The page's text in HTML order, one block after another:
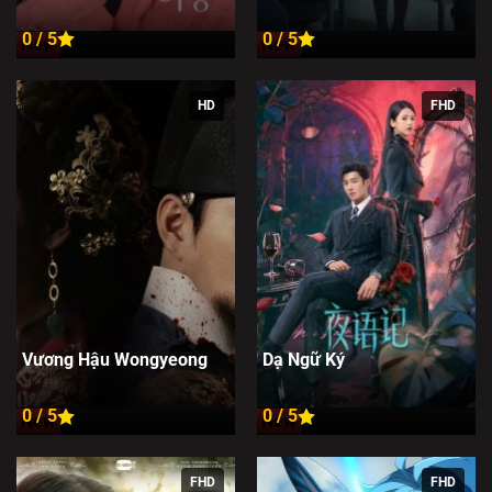
New
0 / 5 New
0 / 5
HD
New
Vương Hậu Wongyeong
0 / 5
FHD
New
Dạ Ngữ Ký
0 / 5
FHD FHD